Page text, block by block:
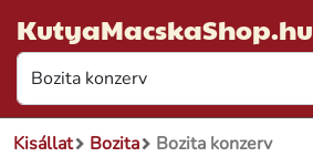
KutyaMacskaShop.hu
Kisállat Bozita Bozita konzerv